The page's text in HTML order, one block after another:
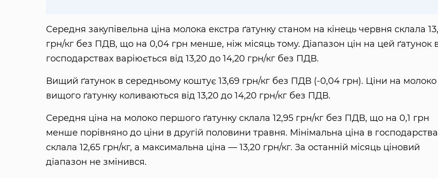
Середня закупівельна ціна молока екстра ґатунку станом на кінець червня склала
грн/кг без ПДВ, що на 0,04 грн менше, ніж місяць тому. Діапазон цін на цей ґатунок
господарствах варіюється від 13,20 до 14,20 грн/кг без ПДВ.
Вищий ґатунок в середньому коштує 13,69 грн/кг без ПДВ (-0,04 грн). Ціни на молоко
вищого ґатунку коливаються від 13,20 до 14,20 грн/кг без ПДВ.
Середня ціна на молоко першого ґатунку склала 12,95 грн/кг без ПДВ, що на 0,1 грн
менше порівняно до ціни в другій половини травня. Мінімальна ціна в
склала 12,65 грн/кг, а максимальна ціна — 13,20 грн/кг. За останній місяць ціновий
діапазон не змінився.